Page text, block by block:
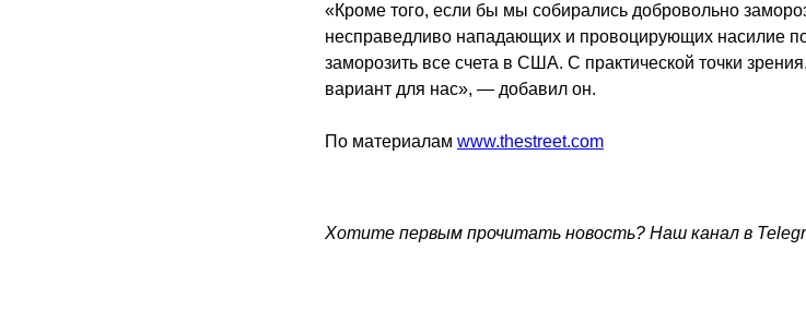
«Кроме того, если бы мы собирались добровольно
несправедливо нападающих и провоцирующих насилие
заморозить все счета в США. С практической точки
вариант для нас», — добавил он.
По материалам www.thestreet.com
Хотите первым прочитать новость? Наш канал в